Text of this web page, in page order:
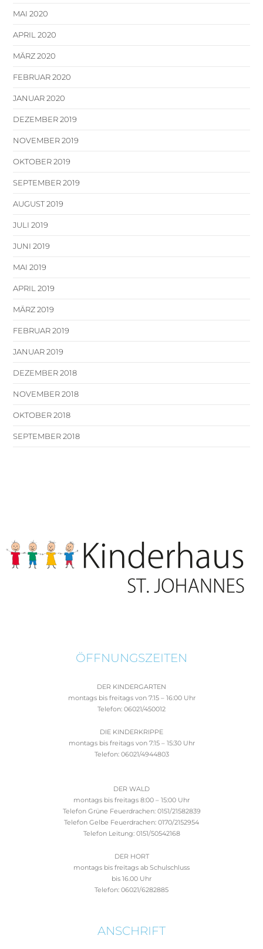
MAI 2020
APRIL 2020
MÄRZ 2020
FEBRUAR 2020
JANUAR 2020
DEZEMBER 2019
NOVEMBER 2019
OKTOBER 2019
SEPTEMBER 2019
AUGUST 2019
JULI 2019
JUNI 2019
MAI 2019
APRIL 2019
MÄRZ 2019
FEBRUAR 2019
JANUAR 2019
DEZEMBER 2018
NOVEMBER 2018
OKTOBER 2018
SEPTEMBER 2018
ÖFFNUNGSZEITEN
DER KINDERGARTEN
montags bis freitags von 7:15 – 16:00 Uhr
Telefon: 06021/450012
DIE KINDERKRIPPE
montags bis freitags von 7:15 – 15:30 Uhr
Telefon: 06021/4944803
DER WALD
montags bis freitags 8:00 – 15:00 Uhr
Telefon Grüne Feuerdrachen: 0151/21582839
Telefon Gelbe Feuerdrachen: 0170/2152954
Telefon Leitung: 0151/50542168
DER HORT
montags bis freitags ab Schulschluss
bis 16.00 Uhr
Telefon: 06021/6282885
ANSCHRIFT